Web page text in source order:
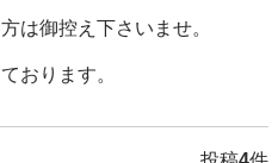
は御控え下さいませ。
おります。